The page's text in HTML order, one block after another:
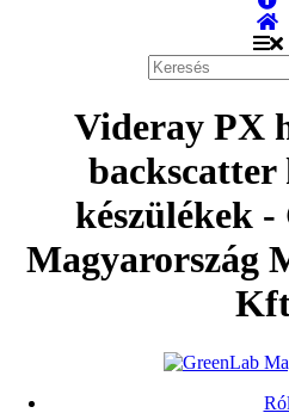
Videray PX
készülékek
Magyarország